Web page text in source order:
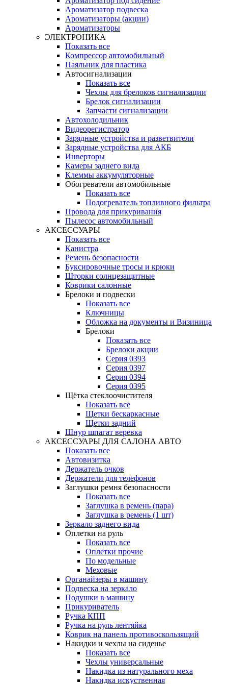
Ароматизатор подвеска
Ароматизаторы (акции)
Ароматизаторы
ЭЛЕКТРОНИКА
Показать все
Компрессор автомобильный
Паяльник для пластика
Автосигнализации
Показать все
Чехлы для брелоков сигнализации
Брелок сигнализации
Запчасти сигнализации
Автохолодильник
Видеорегистратор
Зарядные устройства и разветвители
Зарядные устройства для АКБ
Инверторы
Камеры заднего вида
Клеммы аккумуляторные
Обогреватели автомобильные
Показать все
Подогреватель топливного фильтра
Провода для прикуривания
Пылесос автомобильный
АКСЕССУАРЫ
Показать все
Канистра
Ремень безопасности
Буксировочные тросы и крюки
Шторки солнцезащитные
Коврики салонные
Брелоки и подвески
Показать все
Ключницы
Обложка на документы и Визиница
Брелоки
Показать все
Брелоки акции
Серия 0393
Серия 0397
Серия 0394
Серия 0395
Щётка стеклоочистителя
Показать все
Щетки бескаркасные
Щетки задний
Шнур шпагат веревка
АКСЕССУАРЫ ДЛЯ САЛОНА АВТО
Показать все
Автовизитка
Держатель очков
Держатели для телефонов
Заглушки ремня безопасности
Показать все
Заглушка в ремень (пара)
Заглушка в ремень (1 шт)
Зеркало заднего вида
Оплетки на руль
Показать все
Оплетки прочиe
По модельные
Меховые
Органайзеры в машину
Подвеска на зеркало
Подушки в машину
Прикуриватель
Ручка КПП
Ручка на руль лентяйка
Коврик на панель противоскользящий
Накидки и чехлы на сиденье
Показать все
Чехлы универсальные
Накидка из натурального меха
Накидка искуственная